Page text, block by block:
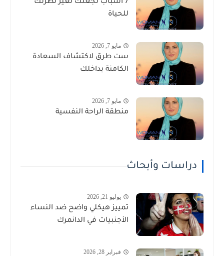
7 أسباب تجعلك تغير نظرتك
للحياة
مايو 7, 2026
ست طرق لاكتشاف السعادة
الكامنة بداخلك
مايو 7, 2026
منطقة الراحة النفسية
دراسات وأبحاث
يوليو 21, 2026
تمييز هيكلي واضح ضد النساء
الأجنبيات في الدانمرك
فبراير 28, 2026